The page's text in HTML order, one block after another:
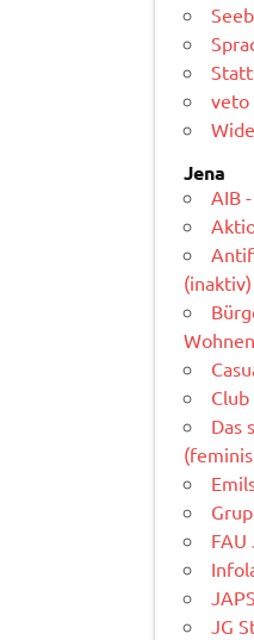
veto
Jena
AIB
(inaktiv)
Wohnen
Das
FAU
JG